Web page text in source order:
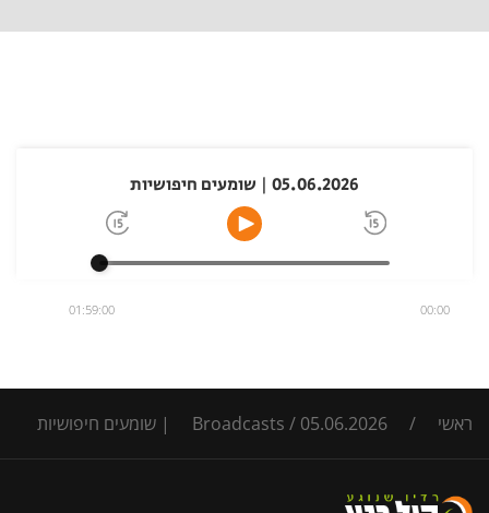
05.06.2026 | שומעים חיפושיות
00:00
01:59:00
ראשי /
Broadcasts / 05.06.2026 | שומעים חיפושיות